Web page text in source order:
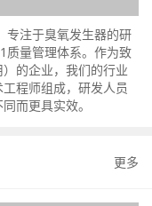
专注于臭氧发生器的研
质量管理体系。作为致
的企业，我们的行业
程师组成，研发人员
而更具实效。
更多